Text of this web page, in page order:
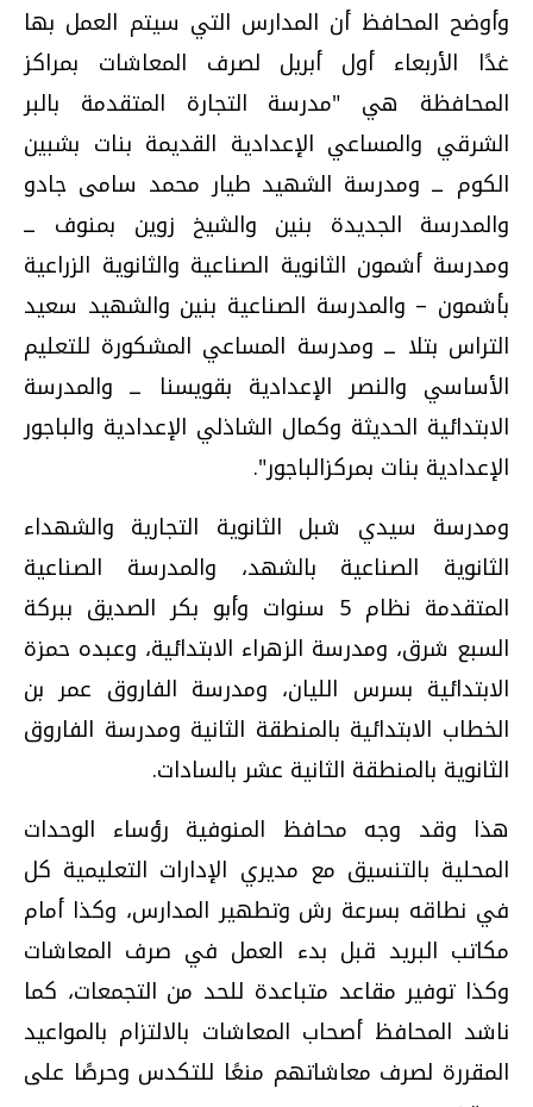
وأوضح المحافظ أن المدارس التي سيتم العمل بها
غدًا الأربعاء أول أبريل لصرف المعاشات بمراكز
المحافظة هي "مدرسة التجارة المتقدمة بالبر
الشرقي والمساعي الإعدادية القديمة بنات بشبين
الكوم ــ ومدرسة الشهيد طيار محمد سامى جادو
والمدرسة الجديدة بنين والشيخ زوين بمنوف ــ
ومدرسة أشمون الثانوية الصناعية والثانوية الزراعية
بأشمون – والمدرسة الصناعية بنين والشهيد سعيد
التراس بتلا ــ ومدرسة المساعي المشكورة للتعليم
الأساسي والنصر الإعدادية بقويسنا ــ والمدرسة
الابتدائية الحديثة وكمال الشاذلي الإعدادية والباجور
الإعدادية بنات بمركزالباجور".
ومدرسة سيدي شبل الثانوية التجارية والشهداء
الثانوية الصناعية بالشهد، والمدرسة الصناعية
المتقدمة نظام 5 سنوات وأبو بكر الصديق ببركة
السبع شرق، ومدرسة الزهراء الابتدائية، وعبده حمزة
الابتدائية بسرس الليان، ومدرسة الفاروق عمر بن
الخطاب الابتدائية بالمنطقة الثانية ومدرسة الفاروق
الثانوية بالمنطقة الثانية عشر بالسادات.
هذا وقد وجه محافظ المنوفية رؤساء الوحدات
المحلية بالتنسيق مع مديري الإدارات التعليمية كل
في نطاقه بسرعة رش وتطهير المدارس، وكذا أمام
مكاتب البريد قبل بدء العمل في صرف المعاشات
وكذا توفير مقاعد متباعدة للحد من التجمعات، كما
ناشد المحافظ أصحاب المعاشات بالالتزام بالمواعيد
المقررة لصرف معاشاتهم منعًا للتكدس وحرصًا على